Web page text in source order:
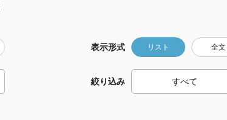
表示形式 リスト 全文
絞り込み